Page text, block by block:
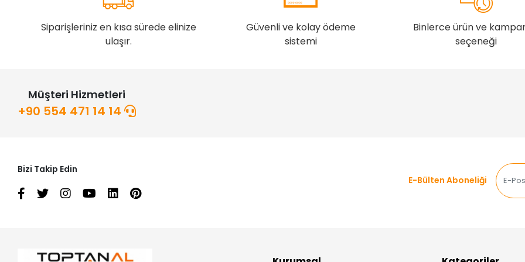
Siparişleriniz en kısa sürede elinize
ulaşır.
Güvenli ve kolay ödeme
sistemi
Binlerce ürün ve
seçeneği
Müşteri Hizmetleri
+90 554 471 14 14
Bizi Takip Edin
E-Bülten Aboneliği